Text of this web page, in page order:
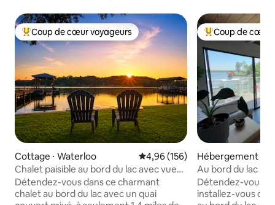
Coups de cœur voyageurs les plus appréciés
Coup de cœur voyageurs
Cottage ⋅ Waterloo Évaluation moyenne sur la
4,96 (156)
Chalet paisible au bord du lac avec vues
imprenables
Détendez-vous dans ce charmant
chalet au bord du lac avec un quai
Coups de cœur
Coup de cœur
Hébergement ⋅
Au bord du lac
clôturé.
Détendez-vous,
installez-vous